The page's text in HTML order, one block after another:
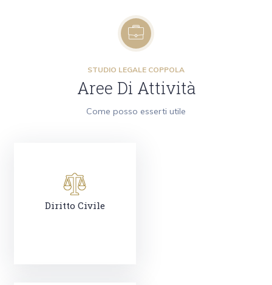
STUDIO LEGALE COPPOLA
Aree Di Attività
Come posso esserti utile
Diritto Civile